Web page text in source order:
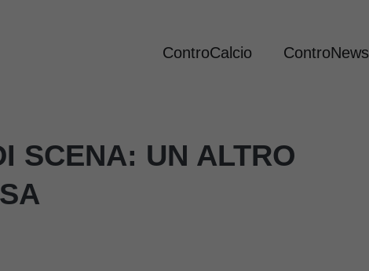
ControCalcio ControNews
SCENA: UN ALTRO